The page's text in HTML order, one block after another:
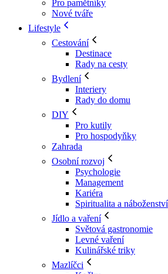
Pro pamětníky
Nové tváře
Lifestyle
Cestování
Destinace
Rady na cesty
Bydlení
Interiery
Rady do domu
DIY
Pro kutily
Pro hospodyňky
Zahrada
Osobní rozvoj
Psychologie
Management
Kariéra
Spiritualita a náboženství
Jídlo a vaření
Světová gastronomie
Levné vaření
Kulinářské triky
Mazlíčci